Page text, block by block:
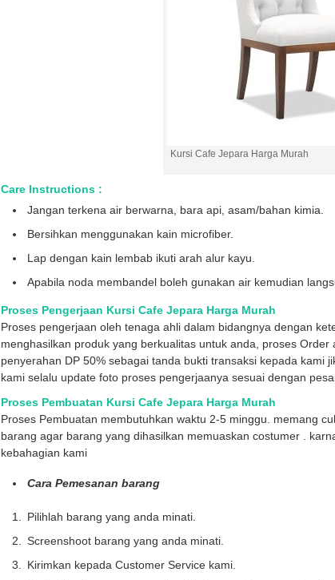
Kursi Cafe Jepara Harga Murah
Care Instructions :
Jangan terkena air berwarna, bara api, asam/bahan kimia.
Bersihkan menggunakan kain microfiber.
Lap dengan kain lembab ikuti arah alur kayu.
Apabila noda membandel boleh gunakan air kemudian
Proses Pengerjaan Kursi Cafe Jepara Harga Murah
Proses pengerjaan oleh tenaga ahli dalam bidangnya dengan
menghasilkan produk yang berkualitas untuk anda, proses Order
penyerahan DP 50% sebagai tanda bukti transaksi kepada kami
kami selalu update foto proses pengerjaanya sesuai dengan
Proses Pembuatan Kursi Cafe Jepara Harga Murah
Proses Pembuatan membutuhkan waktu 2-5 minggu. memang
barang agar barang yang dihasilkan memuaskan costumer .
kebahagian kami
Cara Pemesanan barang
Pilihlah barang yang anda minati.
Screenshoot barang yang anda minati.
Kirimkan kepada Customer Service kami.